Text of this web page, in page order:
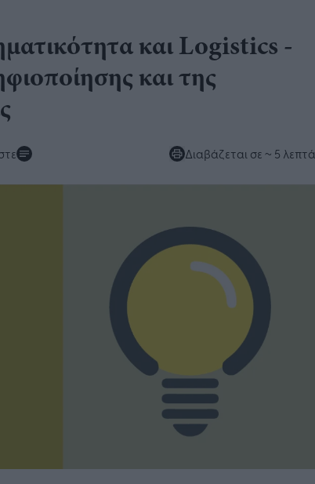
και Logistics -
και της
Διαβάζεται σε ~ 5 λεπτά